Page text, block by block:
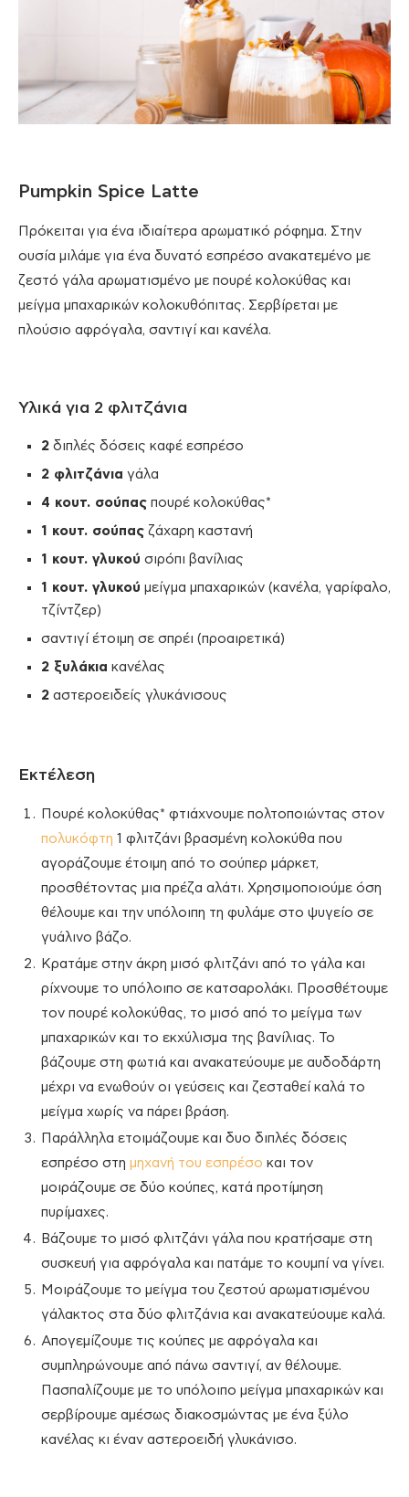
Pumpkin Spice Latte
Πρόκειται για ένα ιδιαίτερα αρωματικό ρόφημα. Στην
ουσία μιλάμε για ένα δυνατό εσπρέσο ανακατεμένο με
ζεστό γάλα αρωματισμένο με πουρέ κολοκύθας και
μείγμα μπαχαρικών κολοκυθόπιτας. Σερβίρεται με
πλούσιο αφρόγαλα, σαντιγί και κανέλα.
Υλικά για 2 φλιτζάνια
2 διπλές δόσεις καφέ εσπρέσο
2 φλιτζάνια γάλα
4 κουτ. σούπας πουρέ κολοκύθας*
1 κουτ. σούπας ζάχαρη καστανή
1 κουτ. γλυκού σιρόπι βανίλιας
1 κουτ. γλυκού μείγμα μπαχαρικών (κανέλα, γαρίφαλο,
τζίντζερ)
σαντιγί έτοιμη σε σπρέι (προαιρετικά)
2 ξυλάκια κανέλας
2 αστεροειδείς γλυκάνισους
Εκτέλεση
Πουρέ κολοκύθας* φτιάχνουμε πολτοποιώντας στον
πολυκόφτη 1 φλιτζάνι βρασμένη κολοκύθα που
αγοράζουμε έτοιμη από το σούπερ μάρκετ,
προσθέτοντας μια πρέζα αλάτι. Χρησιμοποιούμε όση
θέλουμε και την υπόλοιπη τη φυλάμε στο ψυγείο σε
γυάλινο βάζο.
Κρατάμε στην άκρη μισό φλιτζάνι από το γάλα και
ρίχνουμε το υπόλοιπο σε κατσαρολάκι. Προσθέτουμε
τον πουρέ κολοκύθας, το μισό από το μείγμα των
μπαχαρικών και το εκχύλισμα της βανίλιας. Το
βάζουμε στη φωτιά και ανακατεύουμε με αυδοδάρτη
μέχρι να ενωθούν οι γεύσεις και ζεσταθεί καλά το
μείγμα χωρίς να πάρει βράση.
Παράλληλα ετοιμάζουμε και δυο διπλές δόσεις
εσπρέσο στη μηχανή του εσπρέσο και τον
μοιράζουμε σε δύο κούπες, κατά προτίμηση
πυρίμαχες.
Βάζουμε το μισό φλιτζάνι γάλα που κρατήσαμε στη
συσκευή για αφρόγαλα και πατάμε το κουμπί να γίνει.
Μοιράζουμε το μείγμα του ζεστού αρωματισμένου
γάλακτος στα δύο φλιτζάνια και ανακατεύουμε καλά.
Απογεμίζουμε τις κούπες με αφρόγαλα και
συμπληρώνουμε από πάνω σαντιγί, αν θέλουμε.
Πασπαλίζουμε με το υπόλοιπο μείγμα μπαχαρικών και
σερβίρουμε αμέσως διακοσμώντας με ένα ξύλο
κανέλας κι έναν αστεροειδή γλυκάνισο.